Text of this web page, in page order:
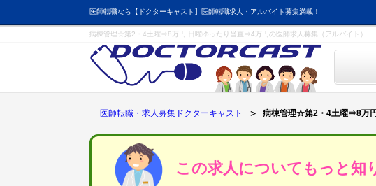
医師転職なら【ドクターキャスト】医師転職求人・アルバイト募集満載！
病棟管理☆第2・4土曜⇒8万円,日曜ゆったり当直⇒4万円の医師求人募集（アルバイト）
医師転職・求人募集ドクターキャスト 病棟管理☆第2・4土曜⇒8万
この求人についてもっと知